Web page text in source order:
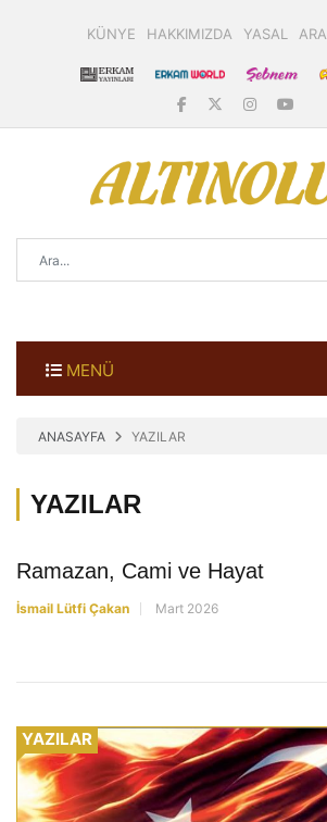
KÜNYE HAKKIMIZDA YASAL ARA
MENÜ
ANASAYFA YAZILAR
YAZILAR
Ramazan, Cami ve Hayat
İsmail Lütfi Çakan Mart 2026
YAZILAR